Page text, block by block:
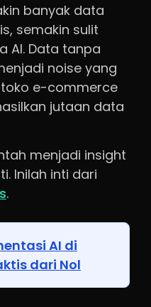
banyak data
semakin sulit
AI. Data tanpa
noise yang
e-commerce
jutaan data
menjadi insight
Inilah inti dari
.
AI di
dari Nol